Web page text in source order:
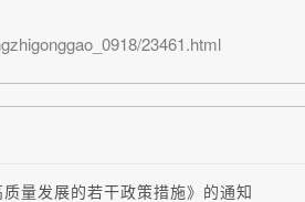
23461.html
量发展的若干政策措施》的通知